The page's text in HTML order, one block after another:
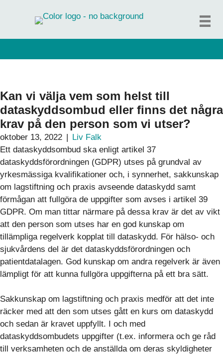
Kan vi välja vem som helst till
dataskyddsombud eller finns det några
krav på den person som vi utser?
oktober 13, 2022 | Liv Falk
Ett dataskyddsombud ska enligt artikel 37
dataskyddsförordningen (GDPR) utses på grundval av
yrkesmässiga kvalifikationer och, i synnerhet, sakkunskap
om lagstiftning och praxis avseende dataskydd samt
förmågan att fullgöra de uppgifter som avses i artikel 39
GDPR. Om man tittar närmare på dessa krav är det av vikt
att den person som utses har en god kunskap om
tillämpliga regelverk kopplat till dataskydd. För hälso- och
sjukvårdens del är det dataskyddsförordningen och
patientdatalagen. God kunskap om andra regelverk är även
lämpligt för att kunna fullgöra uppgifterna på ett bra sätt.
Sakkunskap om lagstiftning och praxis medför att det inte
räcker med att den som utses gått en kurs om dataskydd
och sedan är kravet uppfyllt. I och med
dataskyddsombudets uppgifter (t.ex. informera och ge råd
till verksamheten och de anställda om deras skyldigheter